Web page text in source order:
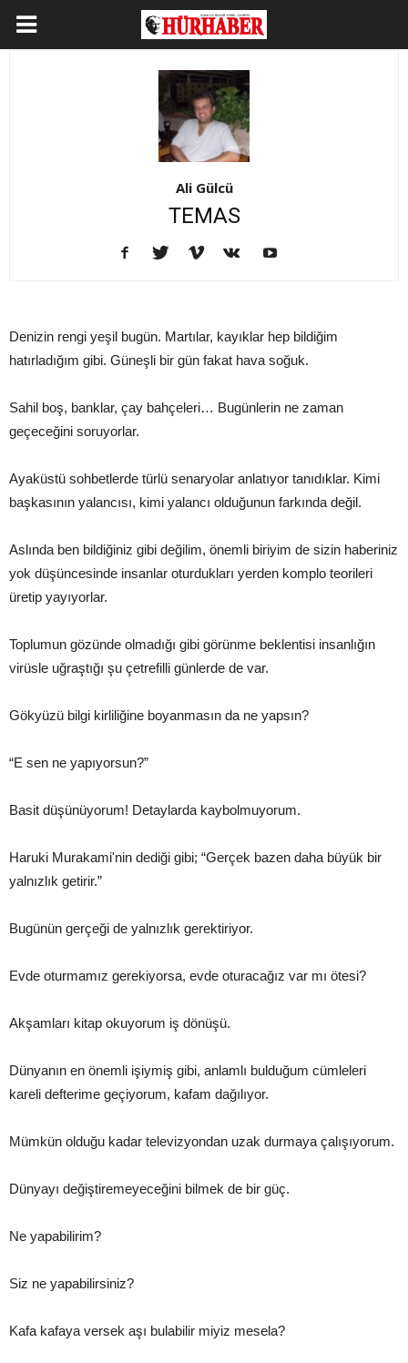
Ali Gülcü
TEMAS
Denizin rengi yeşil bugün. Martılar, kayıklar hep bildiğim
hatırladığım gibi. Güneşli bir gün fakat hava soğuk.
Sahil boş, banklar, çay bahçeleri… Bugünlerin ne zaman
geçeceğini soruyorlar.
Ayaküstü sohbetlerde türlü senaryolar anlatıyor tanıdıklar. Kimi
başkasının yalancısı, kimi yalancı olduğunun farkında değil.
Aslında ben bildiğiniz gibi değilim, önemli biriyim de sizin haberiniz
yok düşüncesinde insanlar oturdukları yerden komplo teorileri
üretip yayıyorlar.
Toplumun gözünde olmadığı gibi görünme beklentisi insanlığın
virüsle uğraştığı şu çetrefilli günlerde de var.
Gökyüzü bilgi kirliliğine boyanmasın da ne yapsın?
“E sen ne yapıyorsun?”
Basit düşünüyorum! Detaylarda kaybolmuyorum.
Haruki Murakami'nin dediği gibi; “Gerçek bazen daha büyük bir
yalnızlık getirir.”
Bugünün gerçeği de yalnızlık gerektiriyor.
Evde oturmamız gerekiyorsa, evde oturacağız var mı ötesi?
Akşamları kitap okuyorum iş dönüşü.
Dünyanın en önemli işiymiş gibi, anlamlı bulduğum cümleleri
kareli defterime geçiyorum, kafam dağılıyor.
Mümkün olduğu kadar televizyondan uzak durmaya çalışıyorum.
Dünyayı değiştiremeyeceğini bilmek de bir güç.
Ne yapabilirim?
Siz ne yapabilirsiniz?
Kafa kafaya versek aşı bulabilir miyiz mesela?